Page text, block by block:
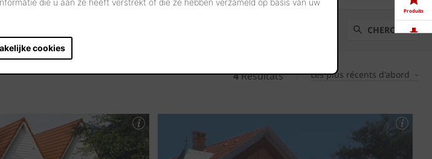
die u aan ze heeft verstrekt of die ze hebben verzameld op basis van uw
cookies
CHERCHER
4Résultats Les plus récents d'abord
Produits
Offres
d'emploi